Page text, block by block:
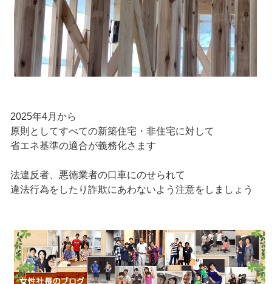
2025年4月から
原則としてすべての新築住宅・非住宅に対して
省エネ基準の適合が義務化さます
法違反者、悪徳業者の口車にのせられて
違法行為をしたり詐欺にあわないよう注意をしましょう